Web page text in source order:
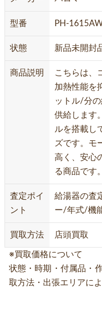
型番 PH-
状態 新品未開封
商品説明
こちらは、
加熱性能を
ットル/分
供給します
ルを搭載し
ズです。モ
高く、安心
る商品です。
査定ポイ
ント
給湯器の査
ー/年式/機
買取方法 店頭買取
※買取価格について
状態・時期・付属品・
取方法・出張エリアに